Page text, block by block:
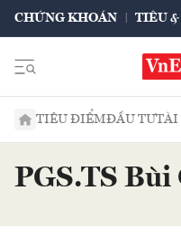
CHỨNG KHOÁN TIÊU
TIÊU ĐIỂMĐẦU TƯTÀI
PGS.TS Bùi